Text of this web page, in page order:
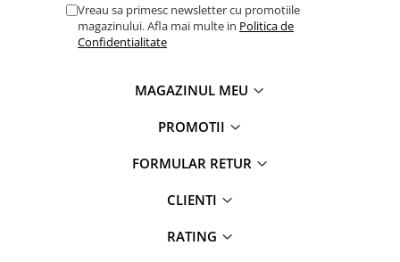
Doar rotiti aceasta rola pe orice suprafata precum
orice alta suprafata este necesar sa fie curatata,
Vreau sa primesc newsletter cu promotiile
magazinului. Afla mai multe in Politica de
Confidentialitate
MAGAZINUL MEU
PROMOTII
FORMULAR RETUR
CLIENTI
RATING